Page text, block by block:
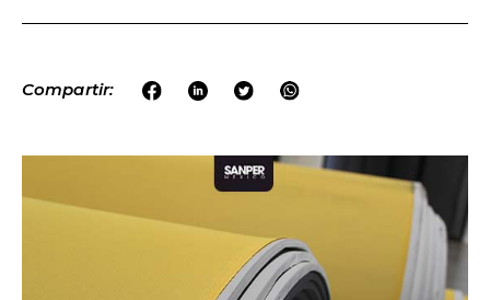
Compartir: